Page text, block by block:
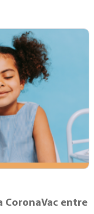
CoronaVac entre